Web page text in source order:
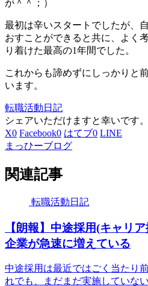
が＾＾；）
最初は辛いスタートでしたが、
おすことができると共に、よく
り着けた最高の1年間でした。
これからも諦めずにしっかりと
います。
転職活動日記
シェアいただけますと幸いです。
X0 Facebook0 はてブ0 LINE
まっひーブログ
関連記事
転職活動日記
【朗報】中途採用(キャリ
企業が急速に増えている
中途採用は最近ではごく当たり
れでも、まだまだ実施していな